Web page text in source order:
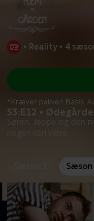
• Reality • 4
S3:E12 •
Søren, Jeppe og den
nogen kan være.
*Kræver pakken Basis.
Sæson